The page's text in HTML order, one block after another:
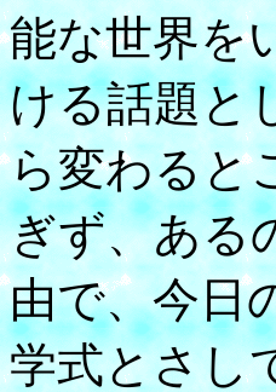
能な世界を
ける話題と
ら変わると
ぎず、ある
由で、今日
学式とさし